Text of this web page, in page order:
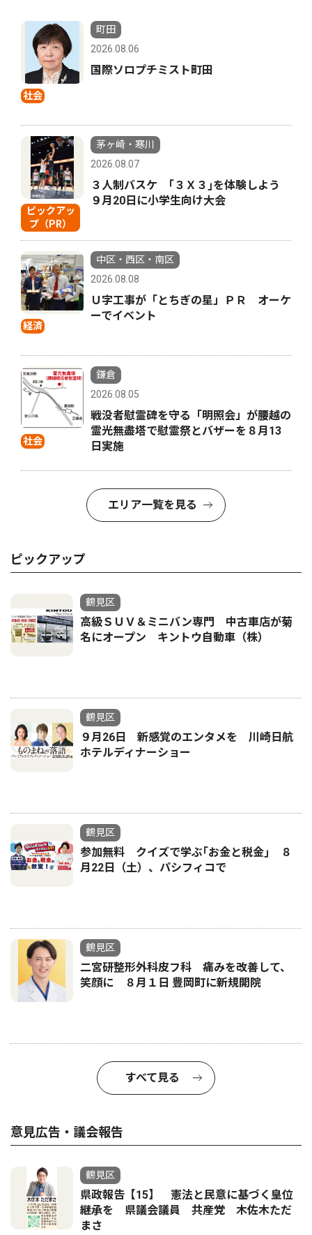
社会
町田
2026.08.06
国際ソロプチミスト町田
ピックアッ
プ（PR）
茅ヶ崎・寒川
2026.08.07
３人制バスケ ｢３Ｘ３｣を体験しよう
９月20日に小学生向け大会
経済
中区・西区・南区
2026.08.08
Ｕ字工事が「とちぎの星」ＰＲ オーケ
ーでイベント
社会
鎌倉
2026.08.05
戦没者慰霊碑を守る「明照会」が腰越の
霊光無盡塔で慰霊祭とバザーを８月13
日実施
エリア一覧を見る
ピックアップ
鶴見区
高級ＳＵＶ＆ミニバン専門 中古車店が菊
名にオープン キントウ自動車（株）
鶴見区
９月26日 新感覚のエンタメを 川崎日航
ホテルディナーショー
鶴見区
参加無料 クイズで学ぶ｢お金と税金｣ ８
月22日（土）、パシフィコで
鶴見区
二宮研整形外科皮フ科 痛みを改善して、
笑顔に ８月１日 豊岡町に新規開院
すべて見る
意見広告・議会報告
鶴見区
県政報告【15】 憲法と民意に基づく皇位
継承を 県議会議員 共産党 木佐木ただ
まさ